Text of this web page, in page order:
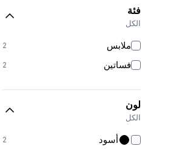
فئة
الكل
ملابس 2
فساتين 2
لون
الكل
أسود 2